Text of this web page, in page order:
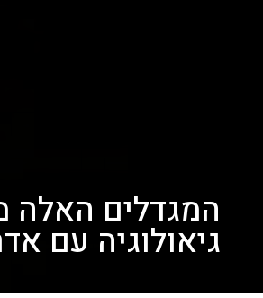
המגדלים האלה
גיאולוגיה עם